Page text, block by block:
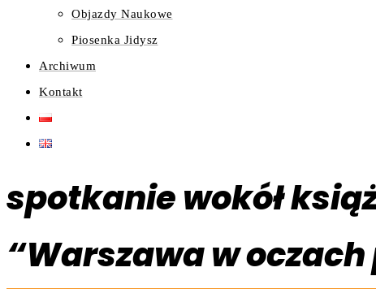
Objazdy Naukowe
Piosenka Jidysz
Archiwum
Kontakt
spotkanie wokół
“Warszawa w